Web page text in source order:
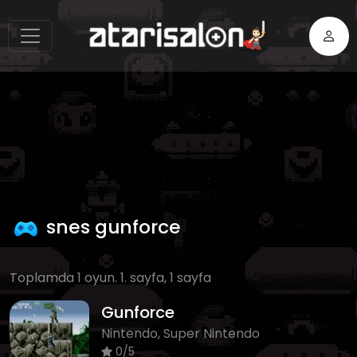
snes gunforce
Toplamda 1 oyun. 1. sayfa, 1 sayfa
Gunforce
Nintendo, Super Nintendo
0/5